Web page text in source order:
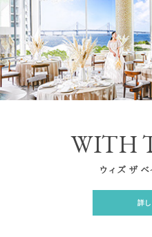
WITH
ウィズ ザ ベ
詳